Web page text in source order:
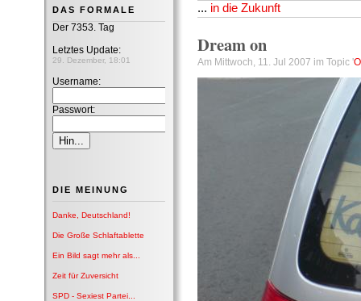
DAS FORMALE
Der 7353. Tag
Letztes Update:
29. Dezember, 18:01
Username:
Passwort:
DIE MEINUNG
Danke, Deutschland!
Die Große Schlaftablette
Ein Bild sagt mehr als...
Zeit für Zuversicht
SPD - Sexiest Partei...
... in die Zukunft
Dream on
Am Mittwoch, 11. Jul 2007 im Topic '